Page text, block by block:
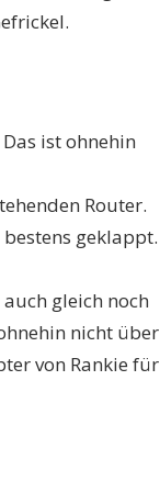
ist ohnehin
Router.
geklappt.
gleich noch
nicht über
von Rankie für